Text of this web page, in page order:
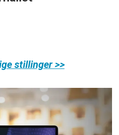
stillinger >>